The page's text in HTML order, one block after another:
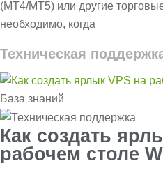
(MT4/MT5) или другие
необходимо, когда
Техническая
База знаний
Как создать
рабочем столе